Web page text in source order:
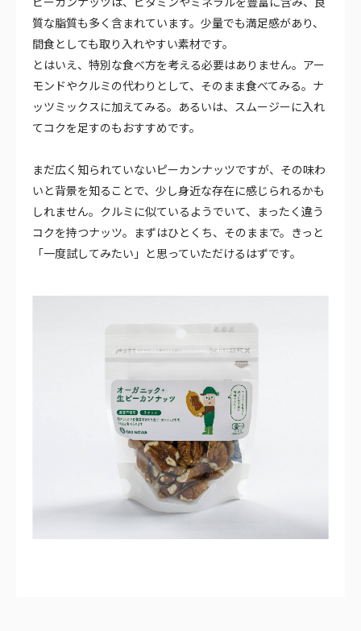
質な脂質も多く含まれています。少量でも満足感があり、
間食としても取り入れやすい素材です。
とはいえ、特別な食べ方を考える必要はありません。アー
モンドやクルミの代わりとして、そのまま食べてみる。ナ
ッツミックスに加えてみる。あるいは、スムージーに入れ
てコクを足すのもおすすめです。
まだ広く知られていないピーカンナッツですが、その味わ
いと背景を知ることで、少し身近な存在に感じられるかも
しれません。クルミに似ているようでいて、まったく違う
コクを持つナッツ。まずはひとくち、そのままで。きっと
「一度試してみたい」と思っていただけるはずです。